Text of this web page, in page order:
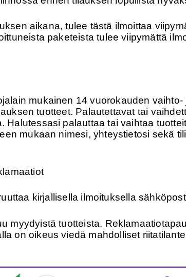
aikana, tulee tästä ilmoittaa
paketeista tulee viipymättä
mukainen 14 vuorokauden
tuotteet. Palautettavat tai
palauttaa tai vaihtaa
mukaan nimesi, yhteystietosi sekä
kirjallisella ilmoituksella
myydyistä tuotteista.
on oikeus viedä mahdolliset